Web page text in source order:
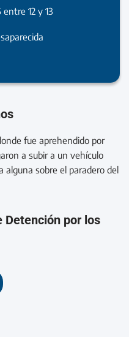
entre 12 y 13
fue aprehendido por
a subir a un vehículo
sobre el paradero del
Detención por los